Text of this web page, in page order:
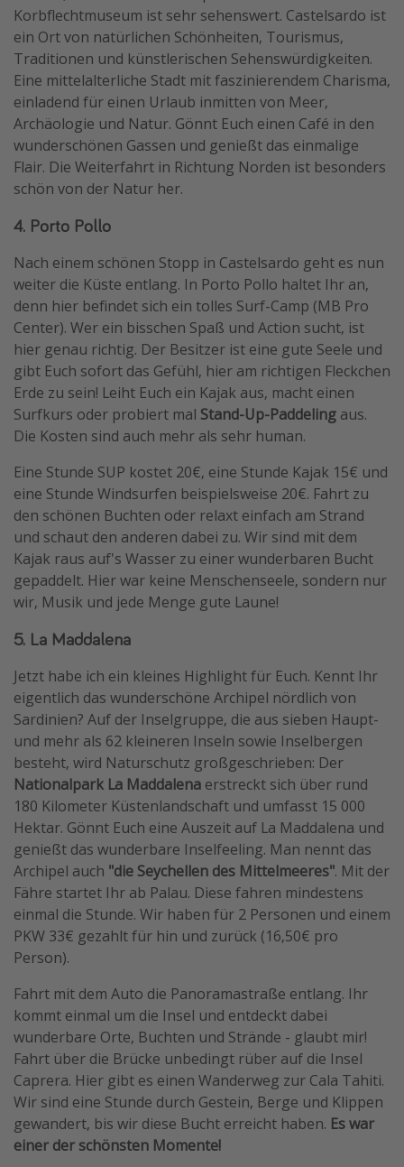
Korbflechtmuseum ist sehr sehenswert. Castelsardo ist
ein Ort von natürlichen Schönheiten, Tourismus,
Traditionen und künstlerischen Sehenswürdigkeiten.
Eine mittelalterliche Stadt mit faszinierendem Charisma,
einladend für einen Urlaub inmitten von Meer,
Archäologie und Natur. Gönnt Euch einen Café in den
wunderschönen Gassen und genießt das einmalige
Flair. Die Weiterfahrt in Richtung Norden ist besonders
schön von der Natur her.
4. Porto Pollo
Nach einem schönen Stopp in Castelsardo geht es nun
weiter die Küste entlang. In Porto Pollo haltet Ihr an,
denn hier befindet sich ein tolles Surf-Camp (MB Pro
Center). Wer ein bisschen Spaß und Action sucht, ist
hier genau richtig. Der Besitzer ist eine gute Seele und
gibt Euch sofort das Gefühl, hier am richtigen Fleckchen
Erde zu sein! Leiht Euch ein Kajak aus, macht einen
Surfkurs oder probiert mal Stand-Up-Paddeling aus.
Die Kosten sind auch mehr als sehr human.
Eine Stunde SUP kostet 20€, eine Stunde Kajak 15€ und
eine Stunde Windsurfen beispielsweise 20€. Fahrt zu
den schönen Buchten oder relaxt einfach am Strand
und schaut den anderen dabei zu. Wir sind mit dem
Kajak raus auf's Wasser zu einer wunderbaren Bucht
gepaddelt. Hier war keine Menschenseele, sondern nur
wir, Musik und jede Menge gute Laune!
5. La Maddalena
Jetzt habe ich ein kleines Highlight für Euch. Kennt Ihr
eigentlich das wunderschöne Archipel nördlich von
Sardinien? Auf der Inselgruppe, die aus sieben Haupt-
und mehr als 62 kleineren Inseln sowie Inselbergen
besteht, wird Naturschutz großgeschrieben: Der
Nationalpark La Maddalena erstreckt sich über rund
180 Kilometer Küstenlandschaft und umfasst 15 000
Hektar. Gönnt Euch eine Auszeit auf La Maddalena und
genießt das wunderbare Inselfeeling. Man nennt das
Archipel auch "die Seychellen des Mittelmeeres". Mit der
Fähre startet Ihr ab Palau. Diese fahren mindestens
einmal die Stunde. Wir haben für 2 Personen und einem
PKW 33€ gezahlt für hin und zurück (16,50€ pro
Person).
Fahrt mit dem Auto die Panoramastraße entlang. Ihr
kommt einmal um die Insel und entdeckt dabei
wunderbare Orte, Buchten und Strände - glaubt mir!
Fahrt über die Brücke unbedingt rüber auf die Insel
Caprera. Hier gibt es einen Wanderweg zur Cala Tahiti.
Wir sind eine Stunde durch Gestein, Berge und Klippen
gewandert, bis wir diese Bucht erreicht haben. Es war
einer der schönsten Momente!